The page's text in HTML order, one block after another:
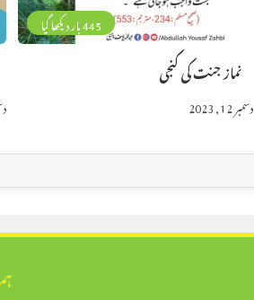
445 بار دیکھا گیا
نماز جنت کی کنجی
دسمبر 12, 2023